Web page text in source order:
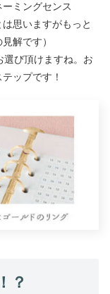
ミングセンス
思いますがもっと
解です）
び頂けますね。お
ップです！
？